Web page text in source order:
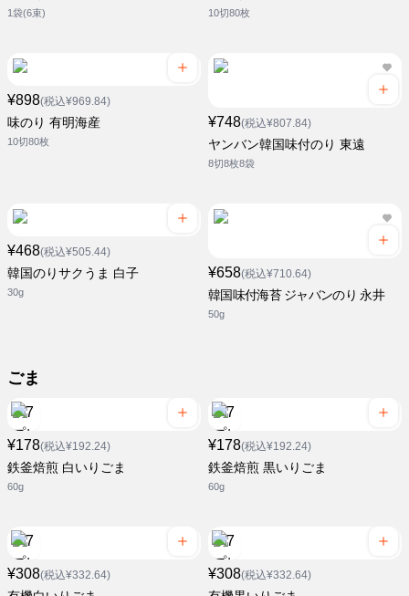
1袋(6束) 10切80枚
¥898(税込¥969.84)
味のり 有明海産
10切80枚
¥748(税込¥807.84)
ヤンバン韓国味付のり 東遠
8切8枚8袋
¥468(税込¥505.44)
韓国のりサクうま 白子
30g
¥658(税込¥710.64)
韓国味付海苔 ジャバンのり 永井
50g
ごま
¥178(税込¥192.24)
鉄釜焙煎 白いりごま
60g
¥178(税込¥192.24)
鉄釜焙煎 黒いりごま
60g
¥308(税込¥332.64) ¥308(税込¥332.64)